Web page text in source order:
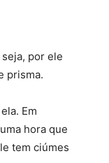
por ele
prisma.
Em
hora que
tem ciúmes